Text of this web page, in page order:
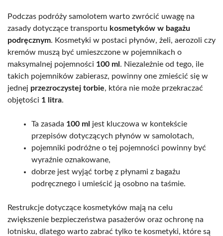
Podczas podróży samolotem warto zwrócić uwagę na
zasady dotyczące transportu kosmetyków w bagażu
podręcznym. Kosmetyki w postaci płynów, żeli, aerozoli czy
kremów muszą być umieszczone w pojemnikach o
maksymalnej pojemności 100 ml . Niezależnie od tego, ile
takich pojemników zabierasz, powinny one zmieścić się w
jednej przezroczystej torbie, która nie może przekraczać
objętości 1 litra.
Ta zasada 100 ml jest kluczowa w kontekście
przepisów dotyczących płynów w samolotach,
pojemniki podróżne o tej pojemności powinny być
wyraźnie oznakowane,
dobrze jest wyjąć torbę z płynami z bagażu
podręcznego i umieścić ją osobno na taśmie.
Restrukcje dotyczące kosmetyków mają na celu
zwiększenie bezpieczeństwa pasażerów oraz ochronę na
lotnisku, dlatego warto zabrać tylko te kosmetyki, które są